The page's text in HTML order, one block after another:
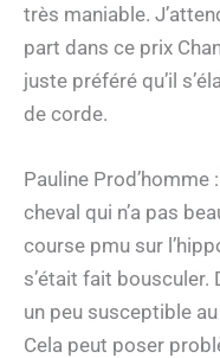
très maniable.
part dans ce prix
juste préféré qu’il
de corde.
Pauline Prod’homme :
cheval qui n’a pas
course pmu sur
s’était fait bousculer.
un peu susceptible
Cela peut poser